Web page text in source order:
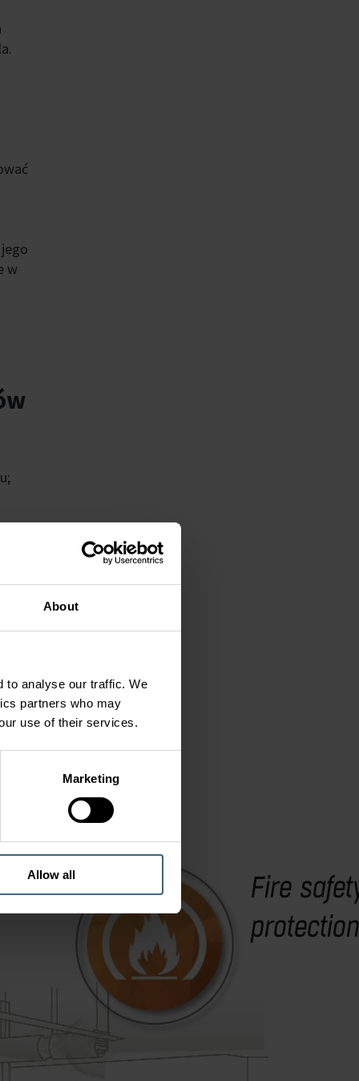
About
to analyse our traffic. We
partners who may
use of their services.
Marketing
Allow all
w
dla